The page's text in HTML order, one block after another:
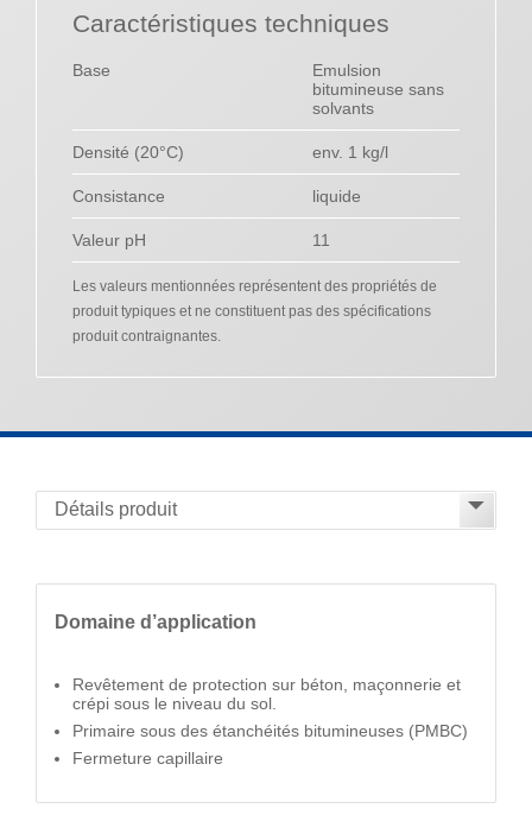
Caractéristiques techniques
Base
Emulsion
bitumineuse sans
solvants
Densité (20°C) env. 1 kg/l
Consistance liquide
Valeur pH 11
Les valeurs mentionnées représentent des propriétés de
produit typiques et ne constituent pas des spécifications
produit contraignantes.
Domaine d’application
Revêtement de protection sur béton, maçonnerie et
crépi sous le niveau du sol.
Primaire sous des étanchéités bitumineuses (PMBC)
Fermeture capillaire